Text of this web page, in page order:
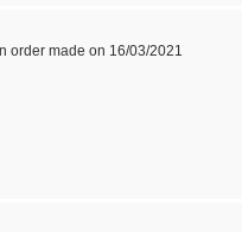
order made on 16/03/2021